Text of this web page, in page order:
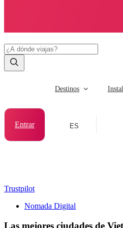
Destinos
Entrar ES
Trustpilot
Nomada Digital
Las mejores ciudades de